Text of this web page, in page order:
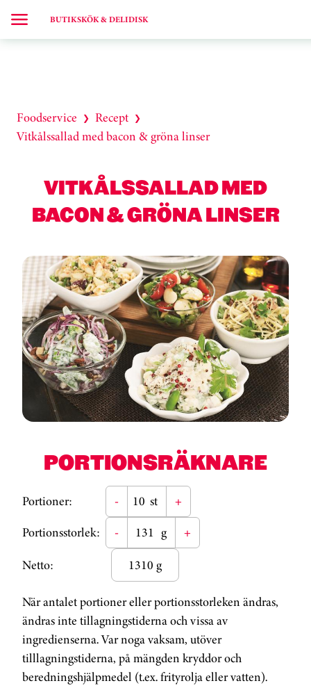
BUTIKSKÖK & DELIDISK
Foodservice ❯ Recept ❯
Vitkålssallad med bacon & gröna linser
VITKÅLSSALLAD MED
BACON & GRÖNA LINSER
PORTIONSRÄKNARE
Portioner: - st
+
Portionsstorlek:
- g
+
Netto:
1310 g
När antalet portioner eller portionsstorleken ändras,
ändras inte tillagningstiderna och vissa av
ingredienserna. Var noga vaksam, utöver
tilllagningstiderna, på mängden kryddor och
beredningshjälpmedel (t.ex. frityrolja eller vatten).